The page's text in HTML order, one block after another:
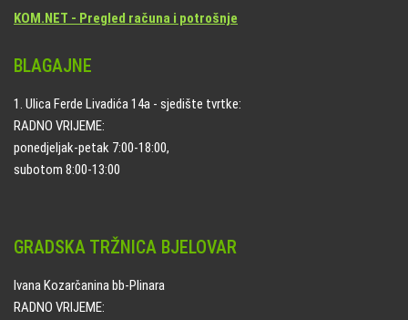
KOM.NET - Pregled računa i potrošnje
BLAGAJNE
1. Ulica Ferde Livadića 14a - sjedište tvrtke:
RADNO VRIJEME:
ponedjeljak-petak 7:00-18:00,
subotom 8:00-13:00
GRADSKA TRŽNICA BJELOVAR
Ivana Kozarčanina bb-Plinara
RADNO VRIJEME: